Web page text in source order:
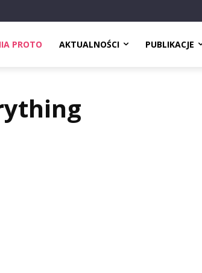
PROTO AKTUALNOŚCI PUBLIKACJE